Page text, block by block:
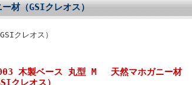
材（GSIクレオス）
クレオス）
木製ベース 丸型 M 天然マホガニー材
クレオス）